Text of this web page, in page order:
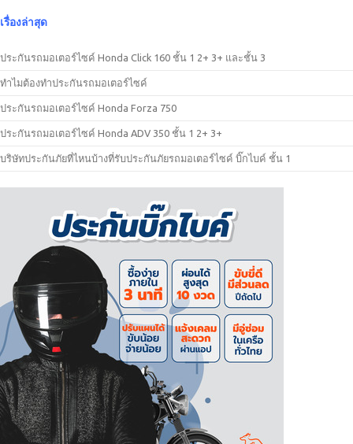
เรื่องล่าสุด
ประกันรถมอเตอร์ไซค์ Honda Click 160 ชั้น 1 2+ 3+ และชั้น 3
ทำไมต้องทำประกันรถมอเตอร์ไซค์
ประกันรถมอเตอร์ไซค์ Honda Forza 750
ประกันรถมอเตอร์ไซค์ Honda ADV 350 ชั้น 1 2+ 3+
บริษัทประกันภัยที่ไหนบ้างที่รับประกันภัยรถมอเตอร์ไซค์ บิ๊กไบค์ ชั้น 1